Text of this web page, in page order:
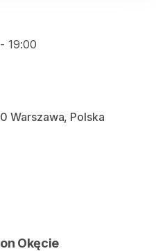
19:00
Warszawa, Polska
Okęcie